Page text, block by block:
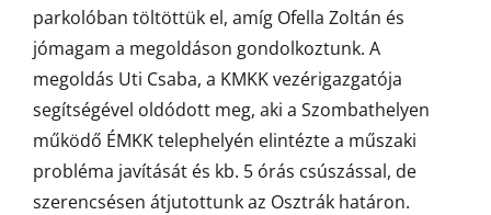
parkolóban töltöttük el, amíg Ofella Zoltán és
jómagam a megoldáson gondolkoztunk. A
megoldás Uti Csaba, a KMKK vezérigazgatója
segítségével oldódott meg, aki a Szombathelyen
működő ÉMKK telephelyén elintézte a műszaki
probléma javítását és kb. 5 órás csúszással, de
szerencsésen átjutottunk az Osztrák határon.